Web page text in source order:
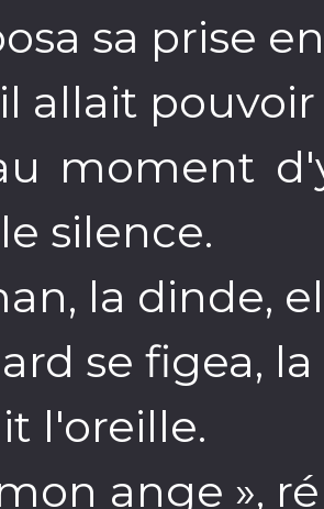
sa prise
allait
moment
silence.
la dinde,
se figea,
l'oreille.
ange »,